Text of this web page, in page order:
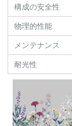
構成の安全性
物理的性能
メンテナンス
耐光性